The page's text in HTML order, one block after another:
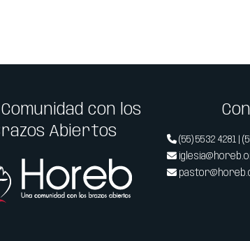
con los
Abiertos
(55) 5532 4281 |